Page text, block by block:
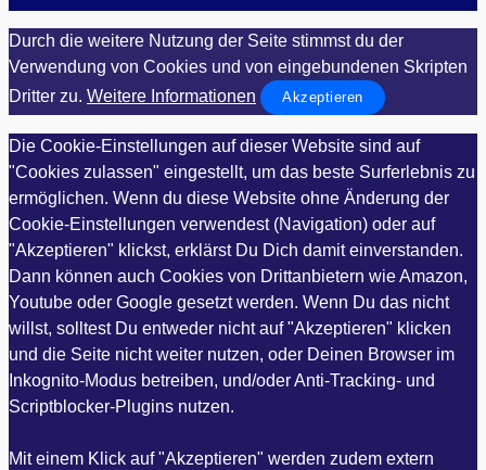
Durch die weitere Nutzung der Seite stimmst du der
Verwendung von Cookies und von eingebundenen Skripten
Dritter zu. Weitere Informationen Akzeptieren
Die Cookie-Einstellungen auf dieser Website sind auf
"Cookies zulassen" eingestellt, um das beste Surferlebnis zu
ermöglichen. Wenn du diese Website ohne Änderung der
Cookie-Einstellungen verwendest (Navigation) oder auf
"Akzeptieren" klickst, erklärst Du Dich damit einverstanden.
Dann können auch Cookies von Drittanbietern wie Amazon,
Youtube oder Google gesetzt werden. Wenn Du das nicht
willst, solltest Du entweder nicht auf "Akzeptieren" klicken
und die Seite nicht weiter nutzen, oder Deinen Browser im
Inkognito-Modus betreiben, und/oder Anti-Tracking- und
Scriptblocker-Plugins nutzen.
Mit einem Klick auf "Akzeptieren" werden zudem extern